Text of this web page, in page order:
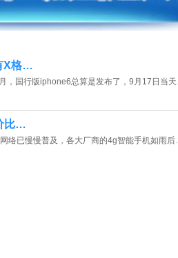
X格…
，国行版iphone6总算是发布了，9月17日当
比…
网络已慢慢普及，各大厂商的4g智能手机如雨